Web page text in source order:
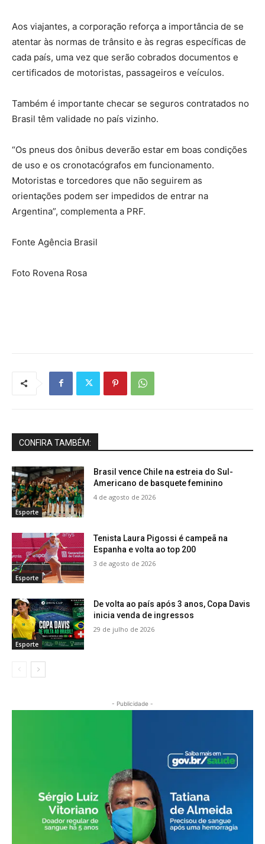
Aos viajantes, a corporação reforça a importância de se
atentar às normas de trânsito e às regras específicas de
cada país, uma vez que serão cobrados documentos e
certificados de motoristas, passageiros e veículos.
Também é importante checar se seguros contratados no
Brasil têm validade no país vizinho.
“Os pneus dos ônibus deverão estar em boas condições
de uso e os cronotacógrafos em funcionamento.
Motoristas e torcedores que não seguirem as
orientações podem ser impedidos de entrar na
Argentina”, complementa a PRF.
Fonte Agência Brasil
Foto Rovena Rosa
CONFIRA TAMBÉM:
Esporte
Brasil vence Chile na estreia do Sul-
Americano de basquete feminino
4 de agosto de 2026
Esporte
Tenista Laura Pigossi é campeã na
Espanha e volta ao top 200
3 de agosto de 2026
Esporte
De volta ao país após 3 anos, Copa Davis
inicia venda de ingressos
29 de julho de 2026
- Publicidade -